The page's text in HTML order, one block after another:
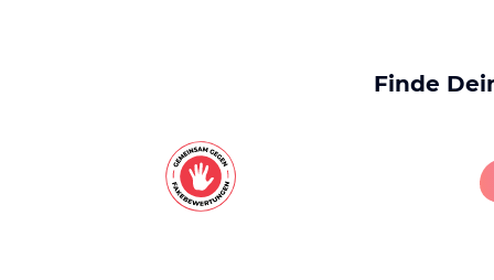
Finde